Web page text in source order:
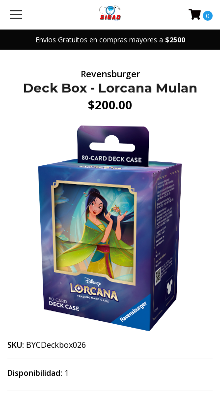
Envíos Gratuitos en compras mayores a $2500
0
Revensburger
Deck Box - Lorcana Mulan
$200.00
SKU: BYCDeckbox026
Disponibilidad: 1